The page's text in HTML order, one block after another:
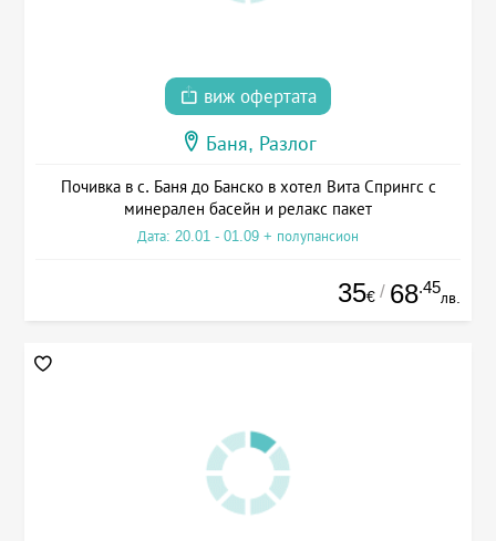
виж офертата
Баня, Разлог
Почивка в с. Баня до Банско в хотел Вита Спрингс с
минерален басейн и релакс пакет
Дата: 20.01 - 01.09 + полупансион
35€ / 68.45
лв.